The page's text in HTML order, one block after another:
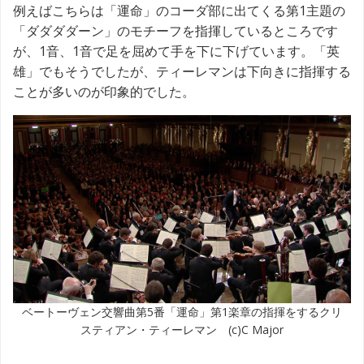
例えばこちらは「運命」のコーダ部に出てくる第1主題の
「ダダダダーン」のモチーフを指揮しているところです
が、1音、1音で足を屈めて手を下に下げています。「英
雄」でもそうでしたが、ティーレマンは下向きに指揮する
ことが多いのが印象的でした。
ベートーヴェン交響曲第5番「運命」第1楽章の指揮をするクリ
スティアン・ティーレマン (c)C Major